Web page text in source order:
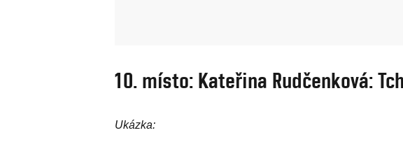
10. místo: Kateřina Rudčenková:
Ukázka: